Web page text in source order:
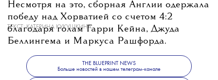
Несмотря на это, сборная Англии одержала
победу над Хорватией со счетом 4:2
благодаря голам Гарри Кейна, Джуда
Беллингема и Маркуса Рашфорда.
ТЕКСТ:КАТЕРИНА КУКУШКИНА
THE BLUEPRINT NEWS
Больше новостей в нашем телеграм-канале